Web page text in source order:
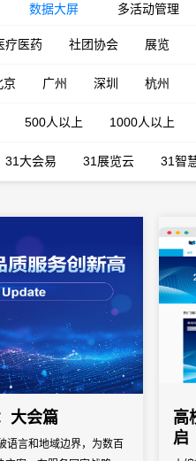
数据大屏 多活动管理
疗医药 社团协会 展览
京 广州 深圳 杭州
500人以上 1000人以上
31大会易 31展览云 31智
大会篇
语言和地域边界，为数百
高
启